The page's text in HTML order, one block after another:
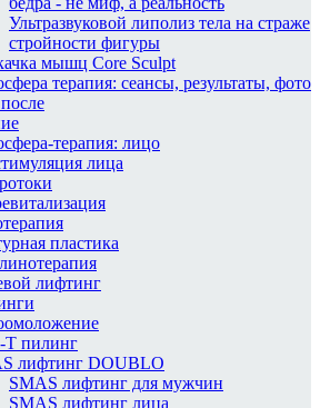
Ультразвуковой липолиз тела на страже
стройности фигуры
мышц Core Sculpt
терапия: сеансы, результаты, фото
терапия: лицо
лица
пластика
лифтинг
T пилинг
лифтинг DOUBLO
SMAS лифтинг для мужчин
SMAS лифтинг лица